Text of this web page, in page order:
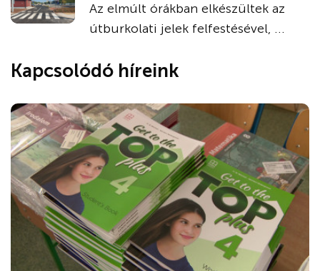
Az elmúlt órákban elkészültek az
útburkolati jelek felfestésével, ...
Kapcsolódó híreink